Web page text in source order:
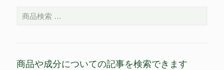
商品や成分についての記事を検索できます